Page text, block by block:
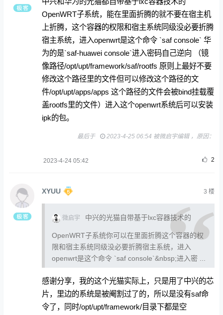
OpenWRT子系统，能在里面折腾的就不要在宿主机
上折腾，这个容器的权限和宿主系统同级没必要折腾
宿主系统，进入openwrt是这个命令 `saf console` 华
为的是`saf-huawei console`进入密码自己逆向 （镜
像路径/opt/upt/framework/saf/rootfs 原则上最好不要
修改这个路径里的文件但可以修改这个路径的文
件/opt/upt/apps/apps 这个路径的文件会被bind挂载覆
盖rootfs里的文件）进入这个openwrt系统后可以安装
ipk的包。
最后于 2023-4-25 06:54 被微启宇编辑 ，原因：
2023-4-24 05:42 2
XYUU 3 楼
微启宇 中兴的光猫自带基于lxc容器技术的
OpenWRT子系统你可以在里面折腾这个容器的权
限和宿主系统同级没必要折腾宿主系统，进入
openwrt是这个命令 `saf console`&nbsp;进入密 ...
感谢分享，我的这个光猫实际上，只是用了中兴的芯
片，里边的系统是被阉割过了的，所以是没有saf命
令了，同时/opt/upt/framework/目录下都是空